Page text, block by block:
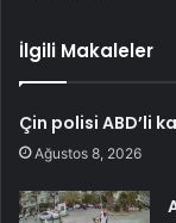
İlgili Makaleler
Çin polisi ABD’li
Ağustos 8, 2026